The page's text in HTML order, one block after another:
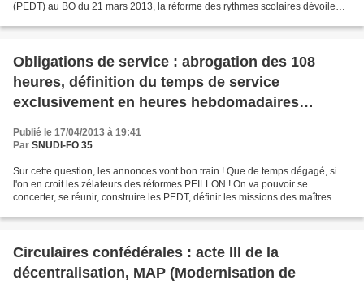
(PEDT) au BO du 21 mars 2013, la réforme des rythmes scolaires dévoile
Obligations de service : abrogation des 108
heures, définition du temps de service
exclusivement en heures hebdomadaires
d'enseignement !
Publié le 17/04/2013 à 19:41
Par SNUDI-FO 35
Sur cette question, les annonces vont bon train ! Que de temps dégagé, si
l'on en croit les zélateurs des réformes PEILLON ! On va pouvoir se
concerter, se réunir, construire les PEDT, définir les missions des maîtres
Circulaires confédérales : acte III de la
décentralisation, MAP (Modernisation de